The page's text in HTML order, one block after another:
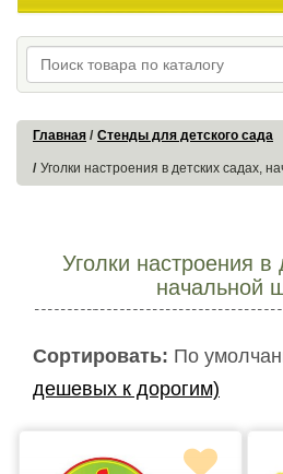
Главная Стенды для детского сада
Уголки настроения в детских садах,
Уголки настроения в
начальной
Сортировать: По
дешевых к дорогим)